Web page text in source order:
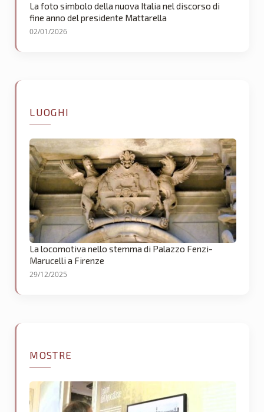
La foto simbolo della nuova Italia nel discorso di
fine anno del presidente Mattarella
02/01/2026
LUOGHI
La locomotiva nello stemma di Palazzo Fenzi-
Marucelli a Firenze
29/12/2025
MOSTRE